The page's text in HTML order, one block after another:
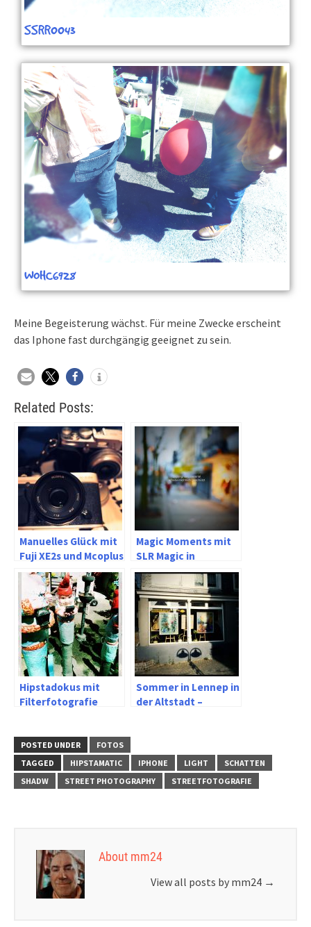
SSRR0043
WOHC6928
Meine Begeisterung wächst. Für meine Zwecke erscheint
das Iphone fast durchgängig geeignet zu sein.
Related Posts:
Manuelles Glück mit
Fuji XE2s und Mcoplus
35mm F1.6
Magic Moments mit
SLR Magic in
Remscheid
Hipstadokus mit
Filterfotografie
Sommer in Lennep in
der Altstadt –
POSTED UNDER
FOTOS
TAGGED
HIPSTAMATIC IPHONE LIGHT
SCHATTEN
SHADW
STREET PHOTOGRAPHY STREETFOTOGRAFIE
About mm24
View all posts by mm24 →